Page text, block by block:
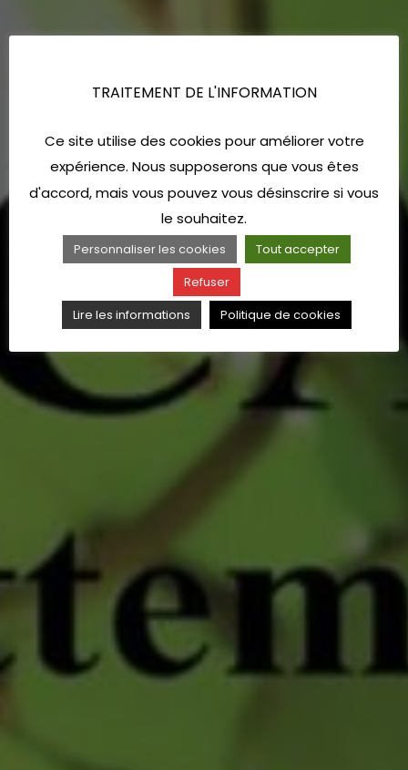
TRAITEMENT DE L'INFORMATION
Ce site utilise des cookies pour améliorer votre
expérience. Nous supposerons que vous êtes
d'accord, mais vous pouvez vous désinscrire si vous
le souhaitez.
Personnaliser les cookies
Tout accepter
Refuser
Lire les informations
Politique de cookies